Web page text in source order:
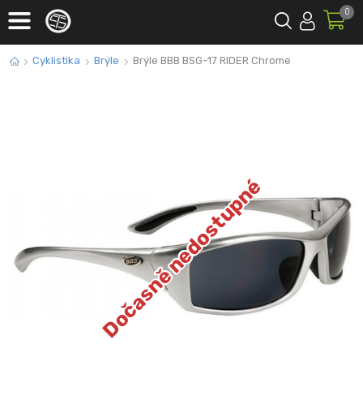
0
Cyklistika Brýle Brýle BBB BSG-17 RIDER Chrome
Dočasně nedostupné